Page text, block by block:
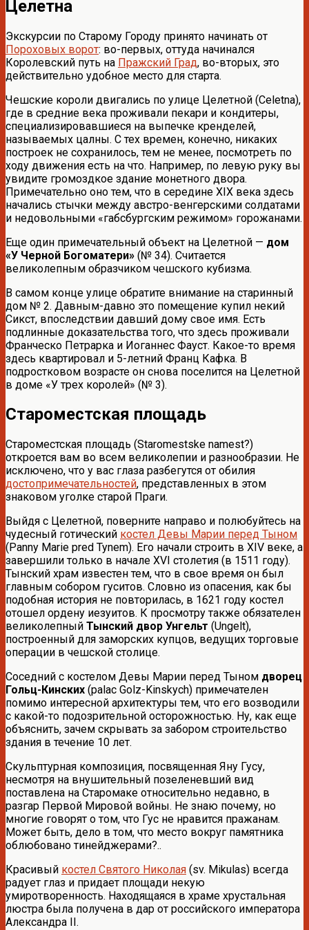
Целетна
Экскурсии по Старому Городу принято начинать от
Пороховых ворот: во-первых, оттуда начинался
Королевский путь на Пражский Град, во-вторых, это
действительно удобное место для старта.
Чешские короли двигались по улице Целетной (Celetna),
где в средние века проживали пекари и кондитеры,
специализировавшиеся на выпечке кренделей,
называемых цалны. С тех времен, конечно, никаких
построек не сохранилось, тем не менее, посмотреть по
ходу движения есть на что. Например, по левую руку вы
увидите громоздкое здание монетного двора.
Примечательно оно тем, что в середине XIX века здесь
начались стычки между австро-венгерскими солдатами
и недовольными «габсбургским режимом» горожанами.
Еще один примечательный объект на Целетной — дом
«У Черной Богоматери» (№ 34). Считается
великолепным образчиком чешского кубизма.
В самом конце улице обратите внимание на старинный
дом № 2. Давным-давно это помещение купил некий
Сикст, впоследствии давший дому свое имя. Есть
подлинные доказательства того, что здесь проживали
Франческо Петрарка и Иоганнес Фауст. Какое-то время
здесь квартировал и 5-летний Франц Кафка. В
подростковом возрасте он снова поселится на Целетной
в доме «У трех королей» (№ 3).
Староместская площадь
Староместская площадь (Staromestske namest?)
откроется вам во всем великолепии и разнообразии. Не
исключено, что у вас глаза разбегутся от обилия
достопримечательностей, представленных в этом
знаковом уголке старой Праги.
Выйдя с Целетной, поверните направо и полюбуйтесь на
чудесный готический костел Девы Марии перед Тыном
(Panny Marie pred Tynem). Его начали строить в XIV веке, а
завершили только в начале XVI столетия (в 1511 году).
Тынский храм известен тем, что в свое время он был
главным собором гуситов. Словно из опасения, как бы
подобная история не повторилась, в 1621 году костел
отошел ордену иезуитов. К просмотру также обязателен
великолепный Тынский двор Унгельт (Ungelt),
построенный для заморских купцов, ведущих торговые
операции в чешской столице.
Соседний с костелом Девы Марии перед Тыном дворец
Гольц-Кинских (palac Golz-Kinskych) примечателен
помимо интересной архитектуры тем, что его возводили
с какой-то подозрительной осторожностью. Ну, как еще
объяснить, зачем скрывать за забором строительство
здания в течение 10 лет.
Скульптурная композиция, посвященная Яну Гусу,
несмотря на внушительный позеленевший вид
поставлена на Старомаке относительно недавно, в
разгар Первой Мировой войны. Не знаю почему, но
многие говорят о том, что Гус не нравится пражанам.
Может быть, дело в том, что место вокруг памятника
облюбовано тинейджерами?..
Красивый костел Святого Николая (sv. Mikulas) всегда
радует глаз и придает площади некую
умиротворенность. Находящаяся в храме хрустальная
люстра была получена в дар от российского императора
Александра II.